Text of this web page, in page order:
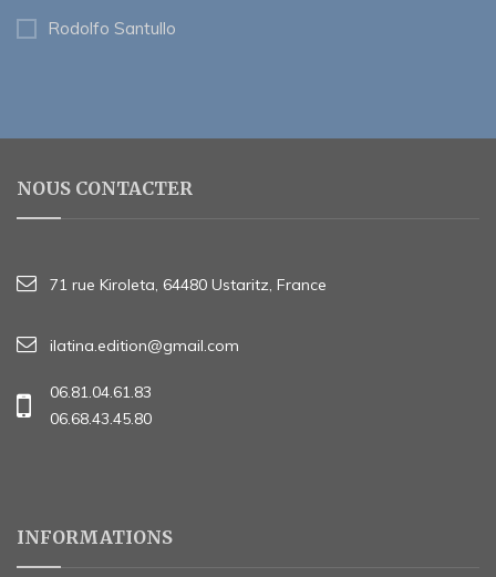
Rodolfo Santullo
NOUS CONTACTER
71 rue Kiroleta, 64480 Ustaritz, France
ilatina.edition@gmail.com
06.81.04.61.83
06.68.43.45.80
INFORMATIONS